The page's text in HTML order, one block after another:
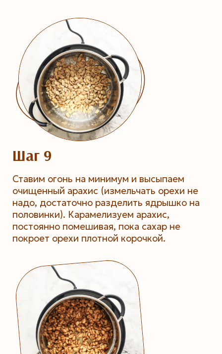
Шаг 9
Ставим огонь на минимум и высыпаем
очищенный арахис (измельчать орехи не
надо, достаточно разделить ядрышко на
половинки). Карамелизуем арахис,
постоянно помешивая, пока сахар не
покроет орехи плотной корочкой.